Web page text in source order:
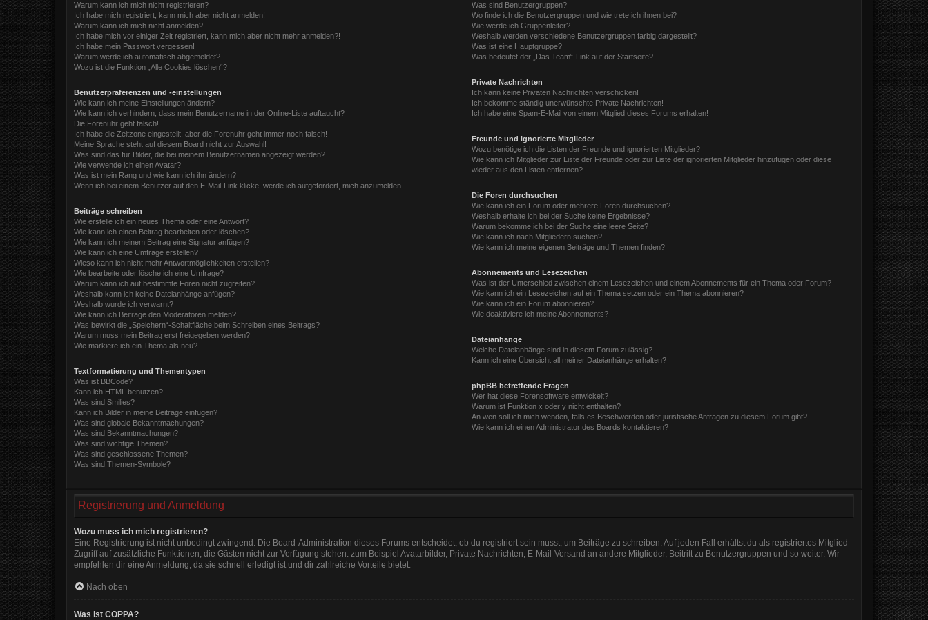
Warum kann ich mich nicht registrieren?
Ich habe mich registriert, kann mich aber nicht anmelden!
Warum kann ich mich nicht anmelden?
Ich habe mich vor einiger Zeit registriert, kann mich aber nicht mehr anmelden?!
Ich habe mein Passwort vergessen!
Warum werde ich automatisch abgemeldet?
Wozu ist die Funktion „Alle Cookies löschen“?
Benutzerpräferenzen und -einstellungen
Wie kann ich meine Einstellungen ändern?
Wie kann ich verhindern, dass mein Benutzername in der Online-Liste auftaucht?
Die Forenuhr geht falsch!
Ich habe die Zeitzone eingestellt, aber die Forenuhr geht immer noch falsch!
Meine Sprache steht auf diesem Board nicht zur Auswahl!
Was sind das für Bilder, die bei meinem Benutzernamen angezeigt werden?
Wie verwende ich einen Avatar?
Was ist mein Rang und wie kann ich ihn ändern?
Wenn ich bei einem Benutzer auf den E-Mail-Link klicke, werde ich aufgefordert, mich anzumelden.
Beiträge schreiben
Wie erstelle ich ein neues Thema oder eine Antwort?
Wie kann ich einen Beitrag bearbeiten oder löschen?
Wie kann ich meinem Beitrag eine Signatur anfügen?
Wie kann ich eine Umfrage erstellen?
Wieso kann ich nicht mehr Antwortmöglichkeiten erstellen?
Wie bearbeite oder lösche ich eine Umfrage?
Warum kann ich auf bestimmte Foren nicht zugreifen?
Weshalb kann ich keine Dateianhänge anfügen?
Weshalb wurde ich verwarnt?
Wie kann ich Beiträge den Moderatoren melden?
Was bewirkt die „Speichern“-Schaltfläche beim Schreiben eines Beitrags?
Warum muss mein Beitrag erst freigegeben werden?
Wie markiere ich ein Thema als neu?
Textformatierung und Thementypen
Was ist BBCode?
Kann ich HTML benutzen?
Was sind Smilies?
Kann ich Bilder in meine Beiträge einfügen?
Was sind globale Bekanntmachungen?
Was sind Bekanntmachungen?
Was sind wichtige Themen?
Was sind geschlossene Themen?
Was sind Themen-Symbole?
Was sind Benutzergruppen?
Wo finde ich die Benutzergruppen und wie trete ich ihnen bei?
Wie werde ich Gruppenleiter?
Weshalb werden verschiedene Benutzergruppen farbig dargestellt?
Was ist eine Hauptgruppe?
Was bedeutet der „Das Team“-Link auf der Startseite?
Private Nachrichten
Ich kann keine Privaten Nachrichten verschicken!
Ich bekomme ständig unerwünschte Private Nachrichten!
Ich habe eine Spam-E-Mail von einem Mitglied dieses Forums erhalten!
Freunde und ignorierte Mitglieder
Wozu benötige ich die Listen der Freunde und ignorierten Mitglieder?
Wie kann ich Mitglieder zur Liste der Freunde oder zur Liste der ignorierten Mitglieder hinzufügen oder diese
wieder aus den Listen entfernen?
Die Foren durchsuchen
Wie kann ich ein Forum oder mehrere Foren durchsuchen?
Weshalb erhalte ich bei der Suche keine Ergebnisse?
Warum bekomme ich bei der Suche eine leere Seite?
Wie kann ich nach Mitgliedern suchen?
Wie kann ich meine eigenen Beiträge und Themen finden?
Abonnements und Lesezeichen
Was ist der Unterschied zwischen einem Lesezeichen und einem Abonnements für ein Thema oder Forum?
Wie kann ich ein Lesezeichen auf ein Thema setzen oder ein Thema abonnieren?
Wie kann ich ein Forum abonnieren?
Wie deaktiviere ich meine Abonnements?
Dateianhänge
Welche Dateianhänge sind in diesem Forum zulässig?
Kann ich eine Übersicht all meiner Dateianhänge erhalten?
phpBB betreffende Fragen
Wer hat diese Forensoftware entwickelt?
Warum ist Funktion x oder y nicht enthalten?
An wen soll ich mich wenden, falls es Beschwerden oder juristische Anfragen zu diesem Forum gibt?
Wie kann ich einen Administrator des Boards kontaktieren?
Registrierung und Anmeldung
Wozu muss ich mich registrieren?
Eine Registrierung ist nicht unbedingt zwingend. Die Board-Administration dieses Forums entscheidet, ob du registriert sein musst, um Beiträge zu schreiben. Auf jeden Fall erhältst du als registriertes Mitglied
Zugriff auf zusätzliche Funktionen, die Gästen nicht zur Verfügung stehen: zum Beispiel Avatarbilder, Private Nachrichten, E-Mail-Versand an andere Mitglieder, Beitritt zu Benutzergruppen und so weiter. Wir
empfehlen dir eine Anmeldung, da sie schnell erledigt ist und dir zahlreiche Vorteile bietet.
Nach oben
Was ist COPPA?